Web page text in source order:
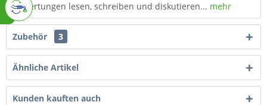
Bewertungen lesen, schreiben und diskutieren... mehr
Zubehör 3
Ähnliche Artikel
Kunden kauften auch